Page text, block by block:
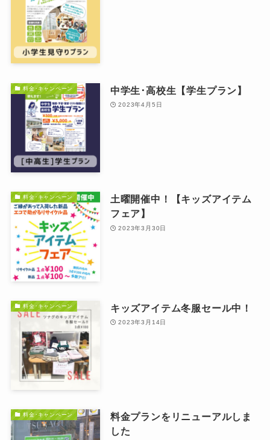
料金･キャンペーン 中学生･高校生【学生プラン】
2023年4月5日
料金･キャンペーン
土曜開催中！【キッズアイテム
フェア】
2023年3月30日
料金･キャンペーン キッズアイテム冬服セール中！
2023年3月14日
料金･キャンペーン
料金プランをリニューアルしま
した